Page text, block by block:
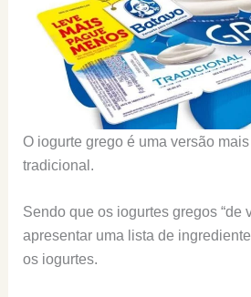
O iogurte grego é uma versão
tradicional.
Sendo que os iogurtes gregos “de
apresentar uma lista de
os iogurtes.